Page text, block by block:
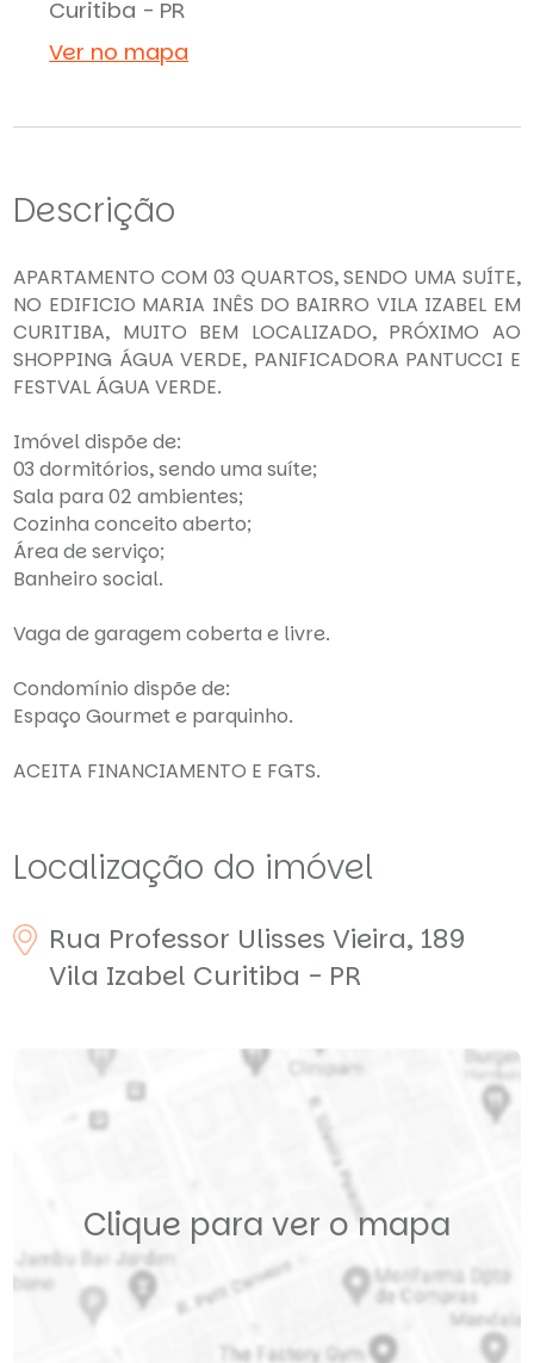
Curitiba - PR
Ver no mapa
Descrição
APARTAMENTO COM 03 QUARTOS, SENDO UMA SUÍTE,
NO EDIFICIO MARIA INÊS DO BAIRRO VILA IZABEL EM
CURITIBA, MUITO BEM LOCALIZADO, PRÓXIMO AO
SHOPPING ÁGUA VERDE, PANIFICADORA PANTUCCI E
FESTVAL ÁGUA VERDE.
Imóvel dispõe de:
03 dormitórios, sendo uma suíte;
Sala para 02 ambientes;
Cozinha conceito aberto;
Área de serviço;
Banheiro social.
Vaga de garagem coberta e livre.
Condomínio dispõe de:
Espaço Gourmet e parquinho.
ACEITA FINANCIAMENTO E FGTS.
Localização do imóvel
Rua Professor Ulisses Vieira, 189
Vila Izabel Curitiba - PR
Clique para ver o mapa